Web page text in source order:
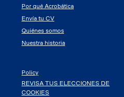
Por qué Acrobática
Envía tu CV
Quiénes somos
Nuestra historia
Policy
REVISA TUS ELECCIONES DE
COOKIES